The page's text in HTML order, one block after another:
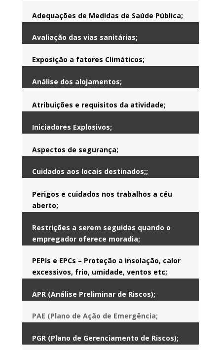
Adequações de Medidas de Saúde Pública;
Avaliação das vias sanitárias;
Exposição a fatores Climáticos;
Análise dos alojamentos;
Atribuições e requisitos da atividade;
Iniciadores Explosivos;
Aspectos de segurança;
Cuidados aos locais destinados;;
Perigos e cuidados nos trabalhos a céu
aberto;
Restrições a serem seguidas quando o
empregador oferece moradia;
PEPIs e EPCs – Proteção a insolação, calor
excessivos, frio, umidade, ventos etc;
APR (Análise Preliminar de Riscos);
PAE (Plano de Ação de Emergência;
PGR (Plano de Gerenciamento de Riscos);